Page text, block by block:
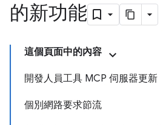
的新功能
這個頁面中的內容
開發人員工具 MCP 伺服器更新
個別網路要求節流